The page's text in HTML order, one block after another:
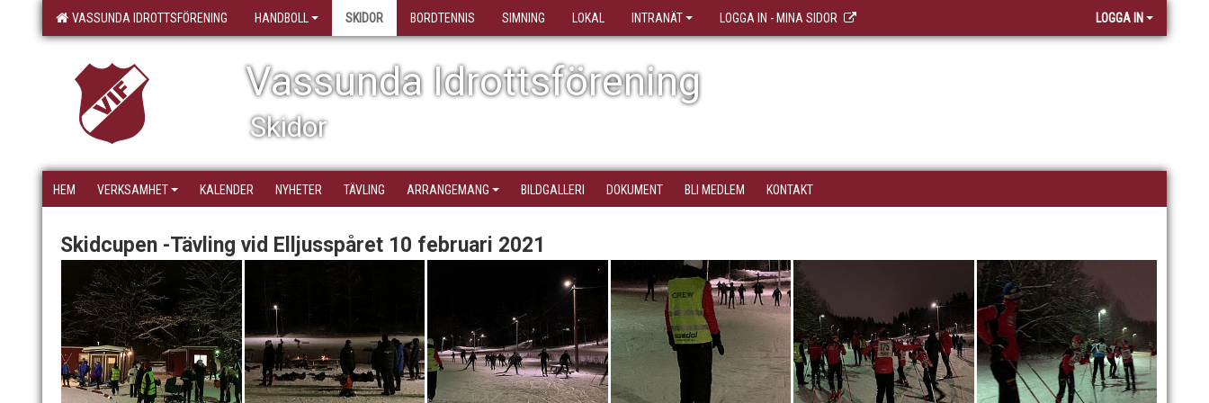
VASSUNDA IDROTTSFÖRENING HANDBOLL SKIDOR BORDTENNIS SIMNING LOKAL INTRANÄT LOGGA IN - MINA SIDOR LOGGA IN
Vassunda Idrottsförening
Skidor
HEM VERKSAMHET KALENDER NYHETER TÄVLING ARRANGEMANG BILDGALLERI DOKUMENT BLI MEDLEM KONTAKT
Skidcupen -Tävling vid Elljusspåret 10 februari 2021